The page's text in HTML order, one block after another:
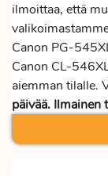
ilmoittaa, että
Canon PG-
Canon CL-
aiemman tilalle.
päivää.